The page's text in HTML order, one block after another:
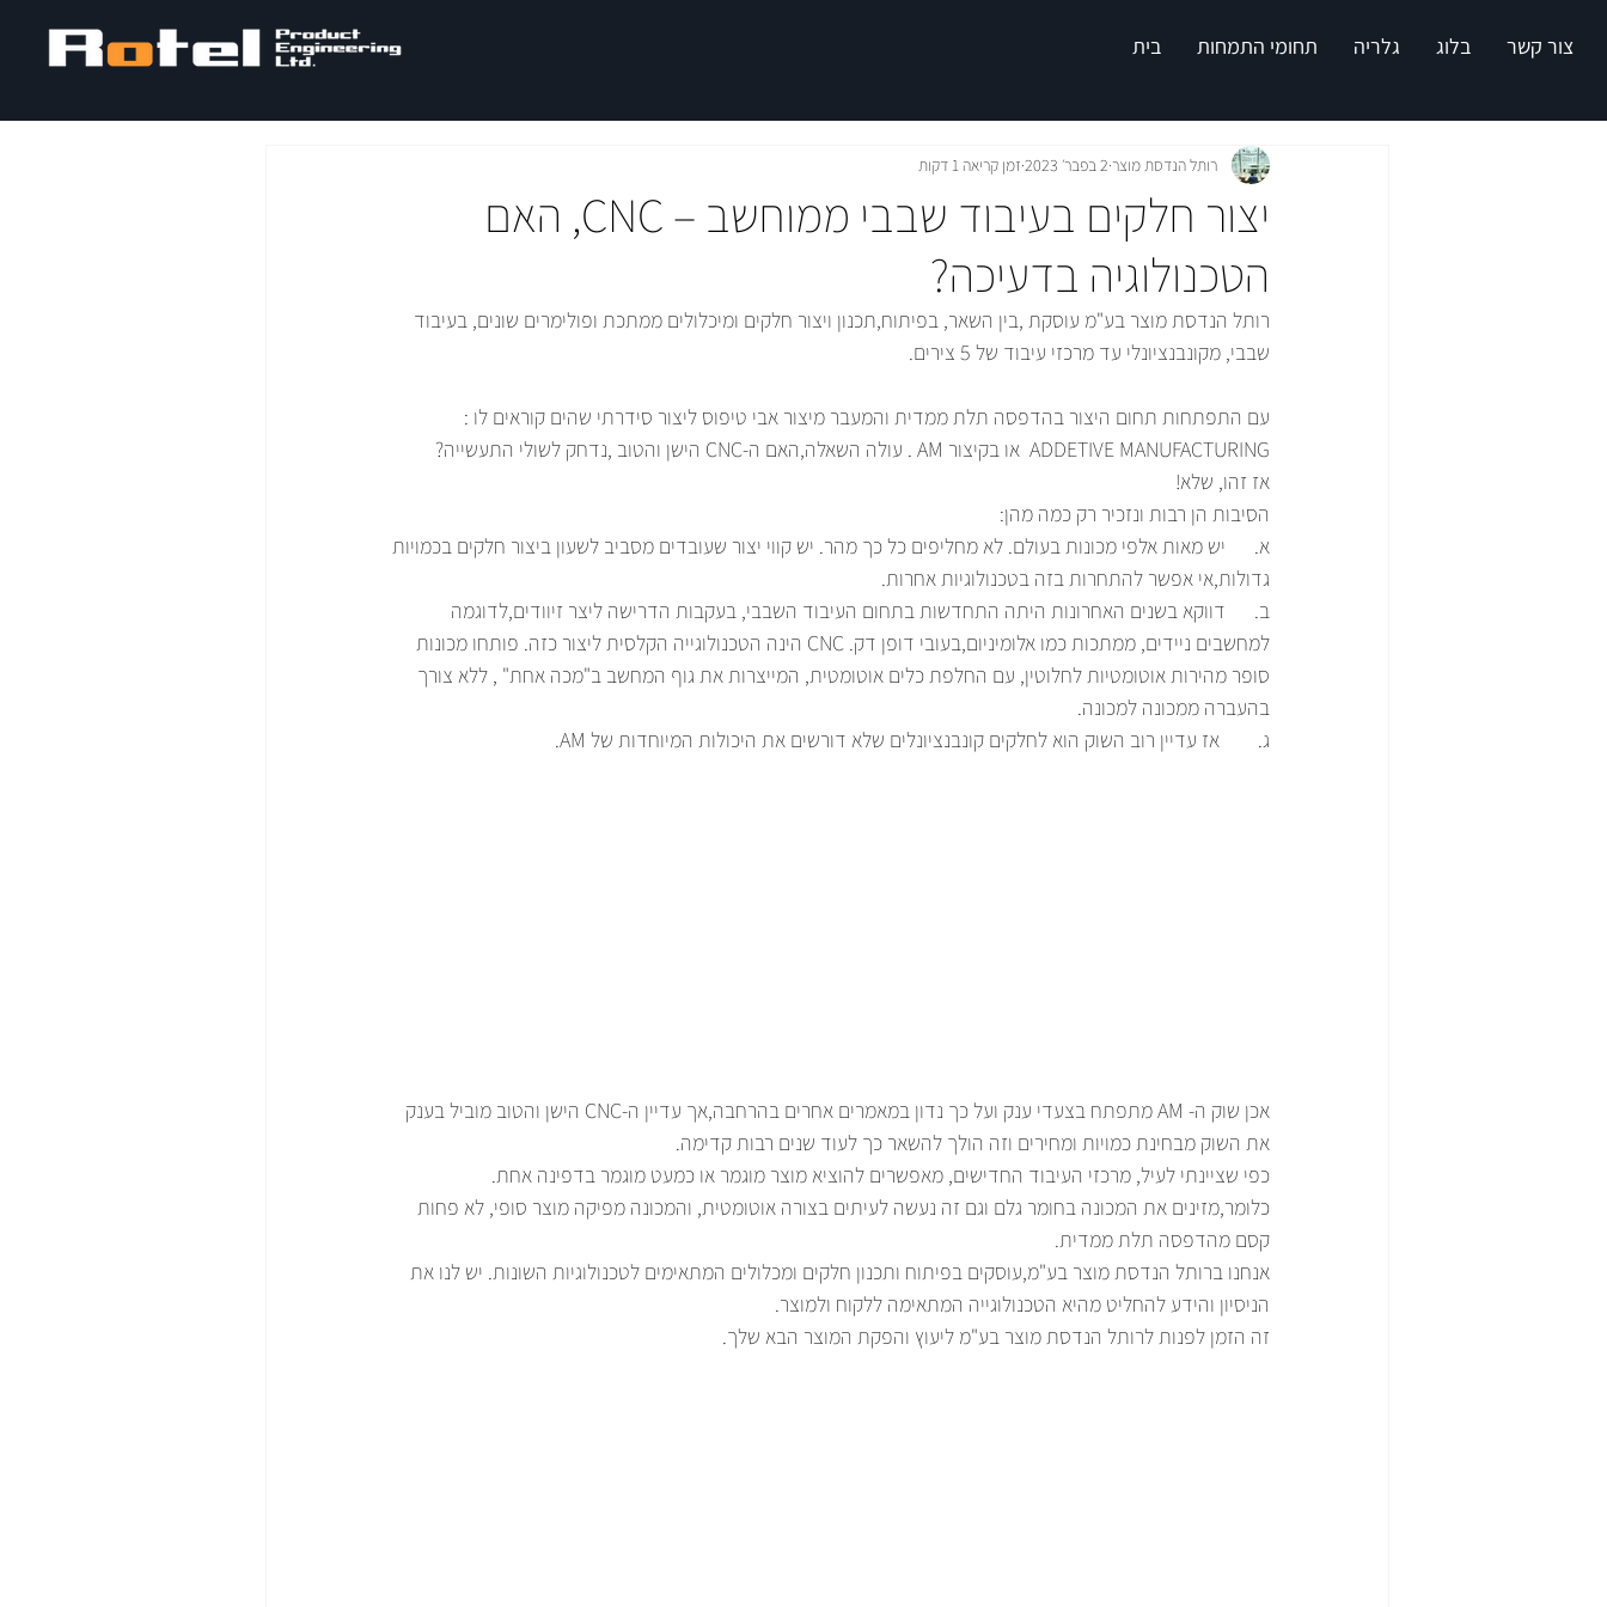
צור קשר בלוג גלריה תחומי התמחות בית
יצור חלקים בעיבוד שבבי ממוחשב – CNC, האם
הטכנולוגיה בדעיכה?
רותל הנדסת מוצר 2 בפבר׳ 2023 זמן קריאה 1 דקות
רותל הנדסת מוצר בע"מ עוסקת ,בין השאר, בפיתוח,תכנון ויצור חלקים ומיכלולים ממתכת ופולימרים שונים, בעיבוד
שבבי, מקונבנציונלי עד מרכזי עיבוד של 5 צירים.
עם התפתחות תחום היצור בהדפסה תלת ממדית והמעבר מיצור אבי טיפוס ליצור סידרתי שהים קוראים לו :
ADDETIVE MANUFACTURING  או בקיצור AM . עולה השאלה,האם ה-CNC הישן והטוב ,נדחק לשולי התעשייה?
אז זהו, שלא!
הסיבות הן רבות ונזכיר רק כמה מהן:
א.      יש מאות אלפי מכונות בעולם. לא מחליפים כל כך מהר. יש קווי יצור שעובדים מסביב לשעון ביצור חלקים בכמויות
גדולות,אי אפשר להתחרות בזה בטכנולוגיות אחרות.
ב.      דווקא בשנים האחרונות היתה התחדשות בתחום העיבוד השבבי, בעקבות הדרישה ליצר זיוודים,לדוגמה
למחשבים ניידים, ממתכות כמו אלומיניום,בעובי דופן דק. CNC הינה הטכנולוגייה הקלסית ליצור כזה. פותחו מכונות
סופר מהירות אוטומטיות לחלוטין, עם החלפת כלים אוטומטית, המייצרות את גוף המחשב ב"מכה אחת" , ללא צורך
בהעברה ממכונה למכונה.
ג.        אז עדיין רוב השוק הוא לחלקים קונבנציונלים שלא דורשים את היכולות המיוחדות של AM.
אכן שוק ה- AM מתפתח בצעדי ענק ועל כך נדון במאמרים אחרים בהרחבה,אך עדיין ה-CNC הישן והטוב מוביל בענק
את השוק מבחינת כמויות ומחירים וזה הולך להשאר כך לעוד שנים רבות קדימה.
כפי שציינתי לעיל, מרכזי העיבוד החדישים, מאפשרים להוציא מוצר מוגמר או כמעט מוגמר בדפינה אחת.
כלומר,מזינים את המכונה בחומר גלם וגם זה נעשה לעיתים בצורה אוטומטית, והמכונה מפיקה מוצר סופי, לא פחות
קסם מהדפסה תלת ממדית.
אנחנו ברותל הנדסת מוצר בע"מ,עוסקים בפיתוח ותכנון חלקים ומכלולים המתאימים לטכנולוגיות השונות. יש לנו את
הניסיון והידע להחליט מהיא הטכנולוגייה המתאימה ללקוח ולמוצר.
זה הזמן לפנות לרותל הנדסת מוצר בע"מ ליעוץ והפקת המוצר הבא שלך.